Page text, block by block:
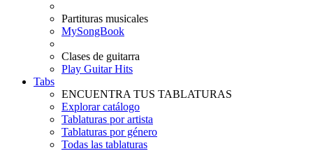
Partituras musicales
MySongBook
Clases de guitarra
Play Guitar Hits
Tabs
ENCUENTRA TUS TABLATURAS
Explorar catálogo
Tablaturas por artista
Tablaturas por género
Todas las tablaturas